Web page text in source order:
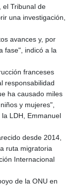
el Tribunal de
una investigación,
avances y, por
fase", indicó a la
franceses
responsabilidad
ha causado miles
y mujeres",
LDH, Emmanuel
desde 2014,
ruta migratoria
Internacional
de la ONU en